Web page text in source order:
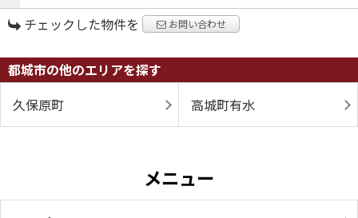
チェックした物件を お問い合わせ
都城市の他のエリアを探す
久保原町
高城町有水
メニュー